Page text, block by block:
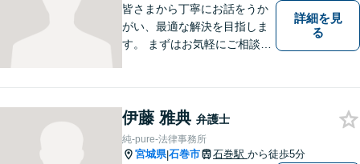
皆さまから丁寧にお話をうか
がい、最適な解決を目指しま
す。 まずはお気軽にご相談く
詳細を見
る
伊藤 雅典 弁護士
純-pure-法律事務所
宮城県|石巻市 石巻駅 から徒歩5分